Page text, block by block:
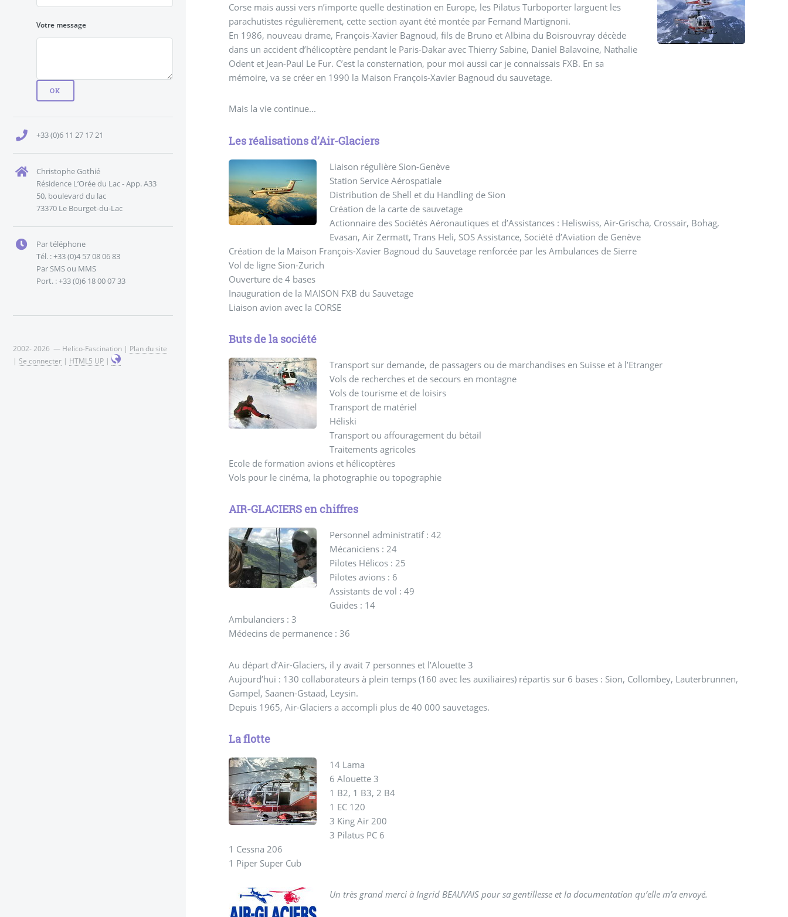
Corse mais aussi vers n’importe quelle destination en Europe, les Pilatus Turboporter larguent les
parachutistes régulièrement, cette section ayant été montée par Fernand Martignoni.
En 1986, nouveau drame, François-Xavier Bagnoud, fils de Bruno et Albina du Boisrouvray décède
dans un accident d’hélicoptère pendant le Paris-Dakar avec Thierry Sabine, Daniel Balavoine, Nathalie
Odent et Jean-Paul Le Fur. C’est la consternation, pour moi aussi car je connaissais FXB. En sa
mémoire, va se créer en 1990 la Maison François-Xavier Bagnoud du sauvetage.
Mais la vie continue...
Les réalisations d’Air-Glaciers
Liaison régulière Sion-Genève
Station Service Aérospatiale
Distribution de Shell et du Handling de Sion
Création de la carte de sauvetage
Actionnaire des Sociétés Aéronautiques et d’Assistances : Heliswiss, Air-Grischa, Crossair, Bohag,
Evasan, Air Zermatt, Trans Heli, SOS Assistance, Société d’Aviation de Genève
Création de la Maison François-Xavier Bagnoud du Sauvetage renforcée par les Ambulances de Sierre
Vol de ligne Sion-Zurich
Ouverture de 4 bases
Inauguration de la MAISON FXB du Sauvetage
Liaison avion avec la CORSE
Buts de la société
Transport sur demande, de passagers ou de marchandises en Suisse et à l’Etranger
Vols de recherches et de secours en montagne
Vols de tourisme et de loisirs
Transport de matériel
Héliski
Transport ou affouragement du bétail
Traitements agricoles
Ecole de formation avions et hélicoptères
Vols pour le cinéma, la photographie ou topographie
AIR-GLACIERS en chiffres
Personnel administratif : 42
Mécaniciens : 24
Pilotes Hélicos : 25
Pilotes avions : 6
Assistants de vol : 49
Guides : 14
Ambulanciers : 3
Médecins de permanence : 36
Au départ d’Air-Glaciers, il y avait 7 personnes et l’Alouette 3
Aujourd’hui : 130 collaborateurs à plein temps (160 avec les auxiliaires) répartis sur 6 bases : Sion, Collombey, Lauterbrunnen,
Gampel, Saanen-Gstaad, Leysin.
Depuis 1965, Air-Glaciers a accompli plus de 40 000 sauvetages.
La flotte
14 Lama
6 Alouette 3
1 B2, 1 B3, 2 B4
1 EC 120
3 King Air 200
3 Pilatus PC 6
1 Cessna 206
1 Piper Super Cub
Un très grand merci à Ingrid BEAUVAIS pour sa gentillesse et la documentation qu’elle m’a envoyé.
Votre message
+33 (0)6 11 27 17 21
Christophe Gothié
Résidence L’Orée du Lac - App. A33
50, boulevard du lac
73370 Le Bourget-du-Lac
Par téléphone
Tél. : +33 (0)4 57 08 06 83
Par SMS ou MMS
Port. : +33 (0)6 18 00 07 33
2002- 2026 — Helico-Fascination | Plan du site
| Se connecter | HTML5 UP |